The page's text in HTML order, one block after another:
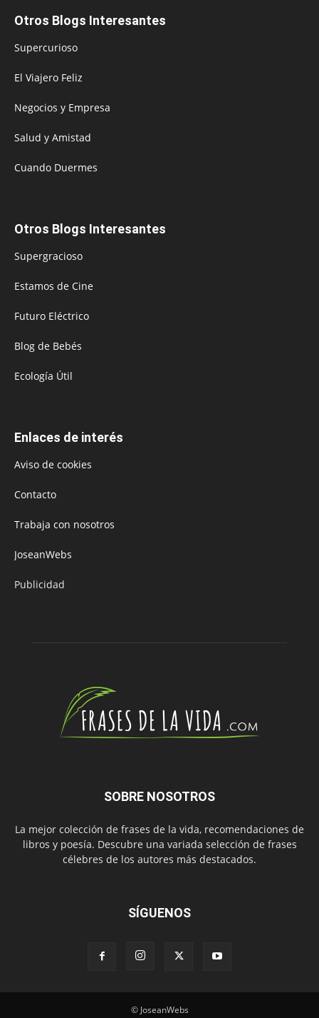
Otros Blogs Interesantes
Supercurioso
El Viajero Feliz
Negocios y Empresa
Salud y Amistad
Cuando Duermes
Otros Blogs Interesantes
Supergracioso
Estamos de Cine
Futuro Eléctrico
Blog de Bebés
Ecología Útil
Enlaces de interés
Aviso de cookies
Contacto
Trabaja con nosotros
JoseanWebs
Publicidad
SOBRE NOSOTROS
La mejor colección de frases de la vida, recomendaciones de
libros y poesía. Descubre una variada selección de frases
célebres de los autores más destacados.
SÍGUENOS
© JoseanWebs